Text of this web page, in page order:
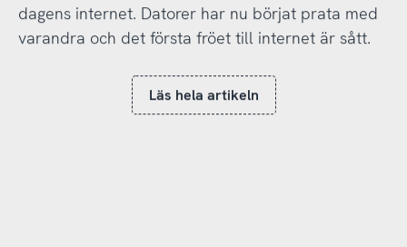
dagens internet. Datorer har nu börjat prata med
varandra och det första fröet till internet är sått.
Läs hela artikeln